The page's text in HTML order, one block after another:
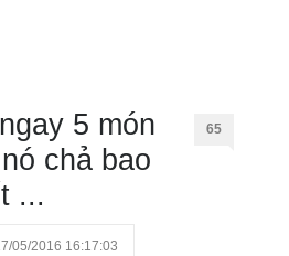
5 món
chả bao
...
65
05/2016 16:17:03